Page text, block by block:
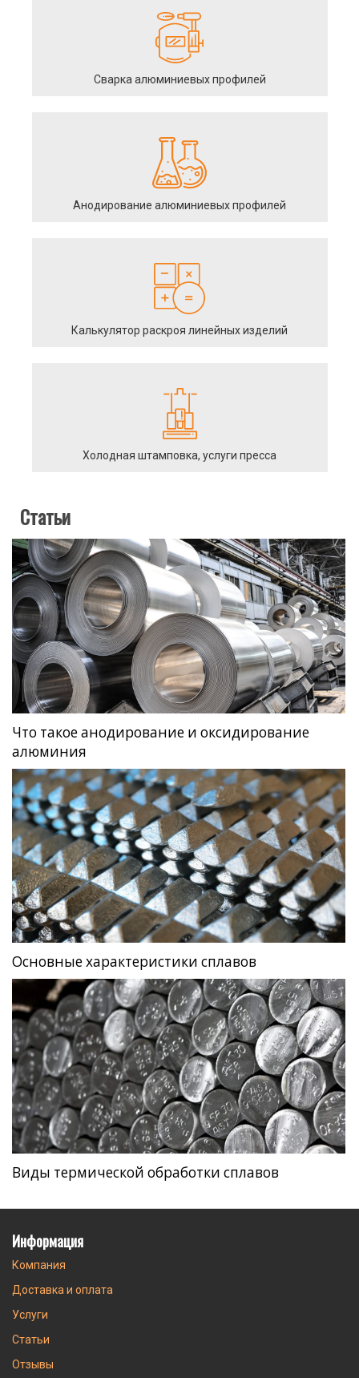
Сварка алюминиевых профилей
Анодирование алюминиевых профилей
Калькулятор раскроя линейных изделий
Холодная штамповка, услуги пресса
Статьи
Что такое анодирование и оксидирование
алюминия
Основные характеристики сплавов
Виды термической обработки сплавов
Информация
Компания
Доставка и оплата
Услуги
Статьи
Отзывы